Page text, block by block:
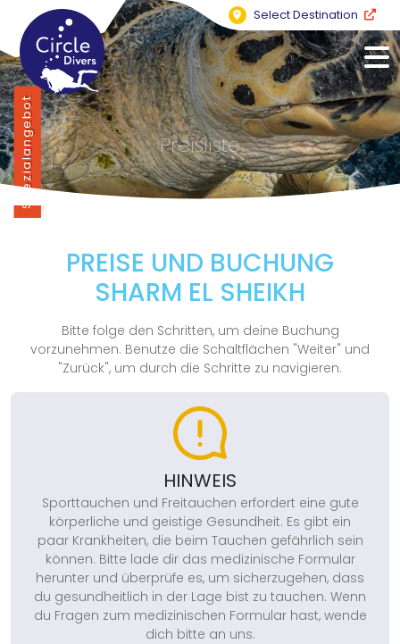
Select Destination
Preisliste
PREISE UND BUCHUNG
SHARM EL SHEIKH
Bitte folge den Schritten, um deine Buchung
vorzunehmen. Benutze die Schaltflächen "Weiter" und
"Zurück", um durch die Schritte zu navigieren.
HINWEIS
Sporttauchen und Freitauchen erfordert eine gute
körperliche und geistige Gesundheit. Es gibt ein
paar Krankheiten, die beim Tauchen gefährlich sein
können. Bitte lade dir das medizinische Formular
herunter und überprüfe es, um sicherzugehen, dass
du gesundheitlich in der Lage bist zu tauchen. Wenn
du Fragen zum medizinischen Formular hast, wende
dich bitte an uns.
Spezialangebot